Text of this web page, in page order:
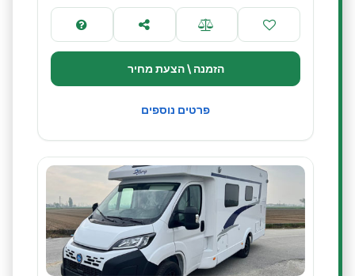
הזמנה \ הצעת מחיר
פרטים נוספים